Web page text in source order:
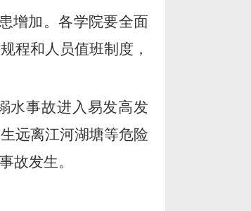
增加。各学院要全面
程和 人员值班制度，
水事故进入易发高发
远离江河湖塘等危险
故发生。